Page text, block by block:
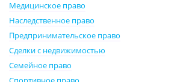
Медицинское право
Наследственное право
Предпринимательское право
Сделки с недвижимостью
Семейное право